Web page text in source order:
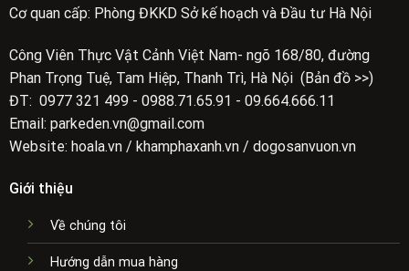
Cơ quan cấp: Phòng ĐKKD Sở kế hoạch và Đầu tư Hà Nội
Công Viên Thực Vật Cảnh Việt Nam- ngõ 168/80, đường
Phan Trọng Tuệ, Tam Hiệp, Thanh Trì, Hà Nội (Bản đồ >>)
ĐT: 0977 321 499 - 0988.71.65.91 - 09.664.666.11
Email: parkeden.vn@gmail.com
Website: hoala.vn / khamphaxanh.vn / dogosanvuon.vn
Giới thiệu
Về chúng tôi
Hướng dẫn mua hàng